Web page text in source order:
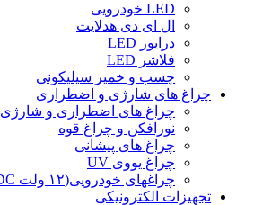
LED خودرویی
ال ای دی هدلایت
درایور LED
فلاشر LED
چسب و خمیر سیلیکونی
چراغ های شارژی و اضطراری
چراغ های اضطراری و شارژی
نورافکن و چراغ قوه
چراغ های پیشانی
چراغ یووی UV
چراغهای خودرویی(۱۲ ولت DC)
تجهیزات الکترونیکی